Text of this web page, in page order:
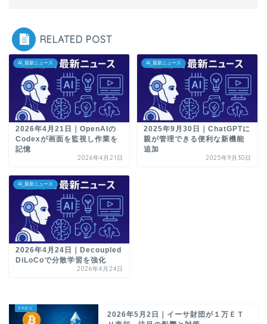
RELATED POST
AI_最新ニュース
2026年4月21日｜OpenAIの
Codexが画面を監視し作業を
記憶
2026年4月21日
AI_最新ニュース
2025年9月30日｜ChatGPTに
親が管理できる便利な新機能
追加
2025年9月30日
AI_最新ニュース
2026年4月24日｜Decoupled
DiLoCoで分散学習を強化
2026年4月24日
2026年5月2日｜イーサ財団が１万ＥＴ